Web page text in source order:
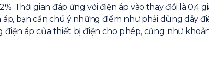
2%. Thời gian đáp ứng với điện áp vào thay đổi là 0,4
bạn cần chú ý những điểm như phải dùng dây
điện áp của thiết bị điện cho phép, cũng như